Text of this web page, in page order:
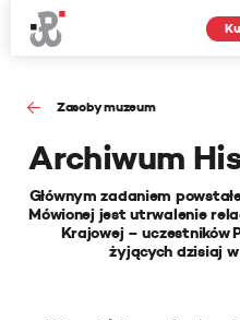
Zasoby muzeum
Archiwum
Głównym zadaniem
Mówionej jest utrwalenie
Krajowej – uczestników
żyjących dzisiaj